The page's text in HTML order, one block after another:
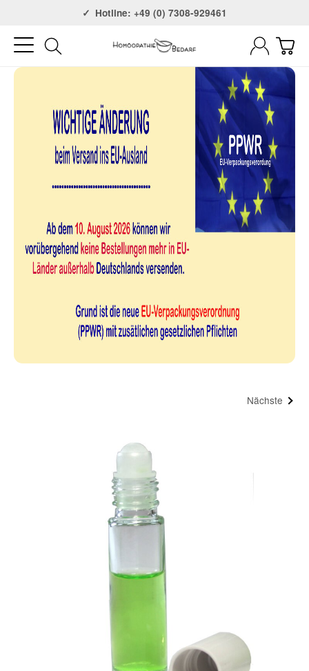
Versandkostenfrei ab 75€Hotline: +49 (0) 7308-929461
Nächste